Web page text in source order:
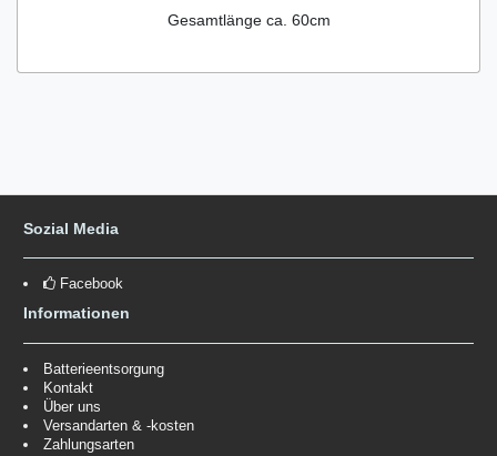
Gesamtlänge ca. 60cm
Sozial Media
Facebook
Informationen
Batterieentsorgung
Kontakt
Über uns
Versandarten & -kosten
Zahlungsarten